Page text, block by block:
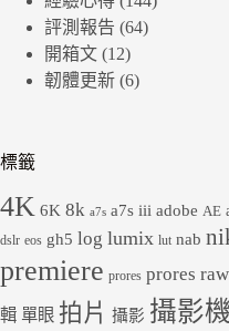
評測報告 (64)
開箱文 (12)
韌體更新 (6)
標籤
4K 6K 8k a7s a7s iii adobe AE
dslr eos gh5 log lumix lut nab
premiere prores prores raw
輯 單眼 拍片 攝影 攝影